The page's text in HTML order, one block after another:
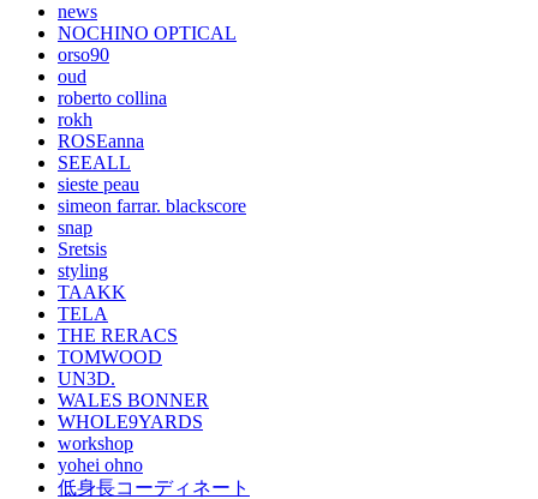
news
NOCHINO OPTICAL
orso90
oud
roberto collina
rokh
ROSEanna
SEEALL
sieste peau
simeon farrar. blackscore
snap
Sretsis
styling
TAAKK
TELA
THE RERACS
TOMWOOD
UN3D.
WALES BONNER
WHOLE9YARDS
workshop
yohei ohno
低身長コーディネート